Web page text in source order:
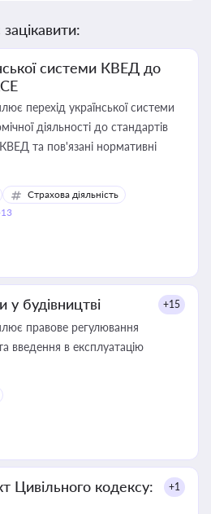
системи КВЕД до
перехід української системи
діяльності до стандартів
та пов'язані нормативні
Страхова діяльність
у будівництві +15
правове регулювання
введення в експлуатацію
Цивільного кодексу:
+1